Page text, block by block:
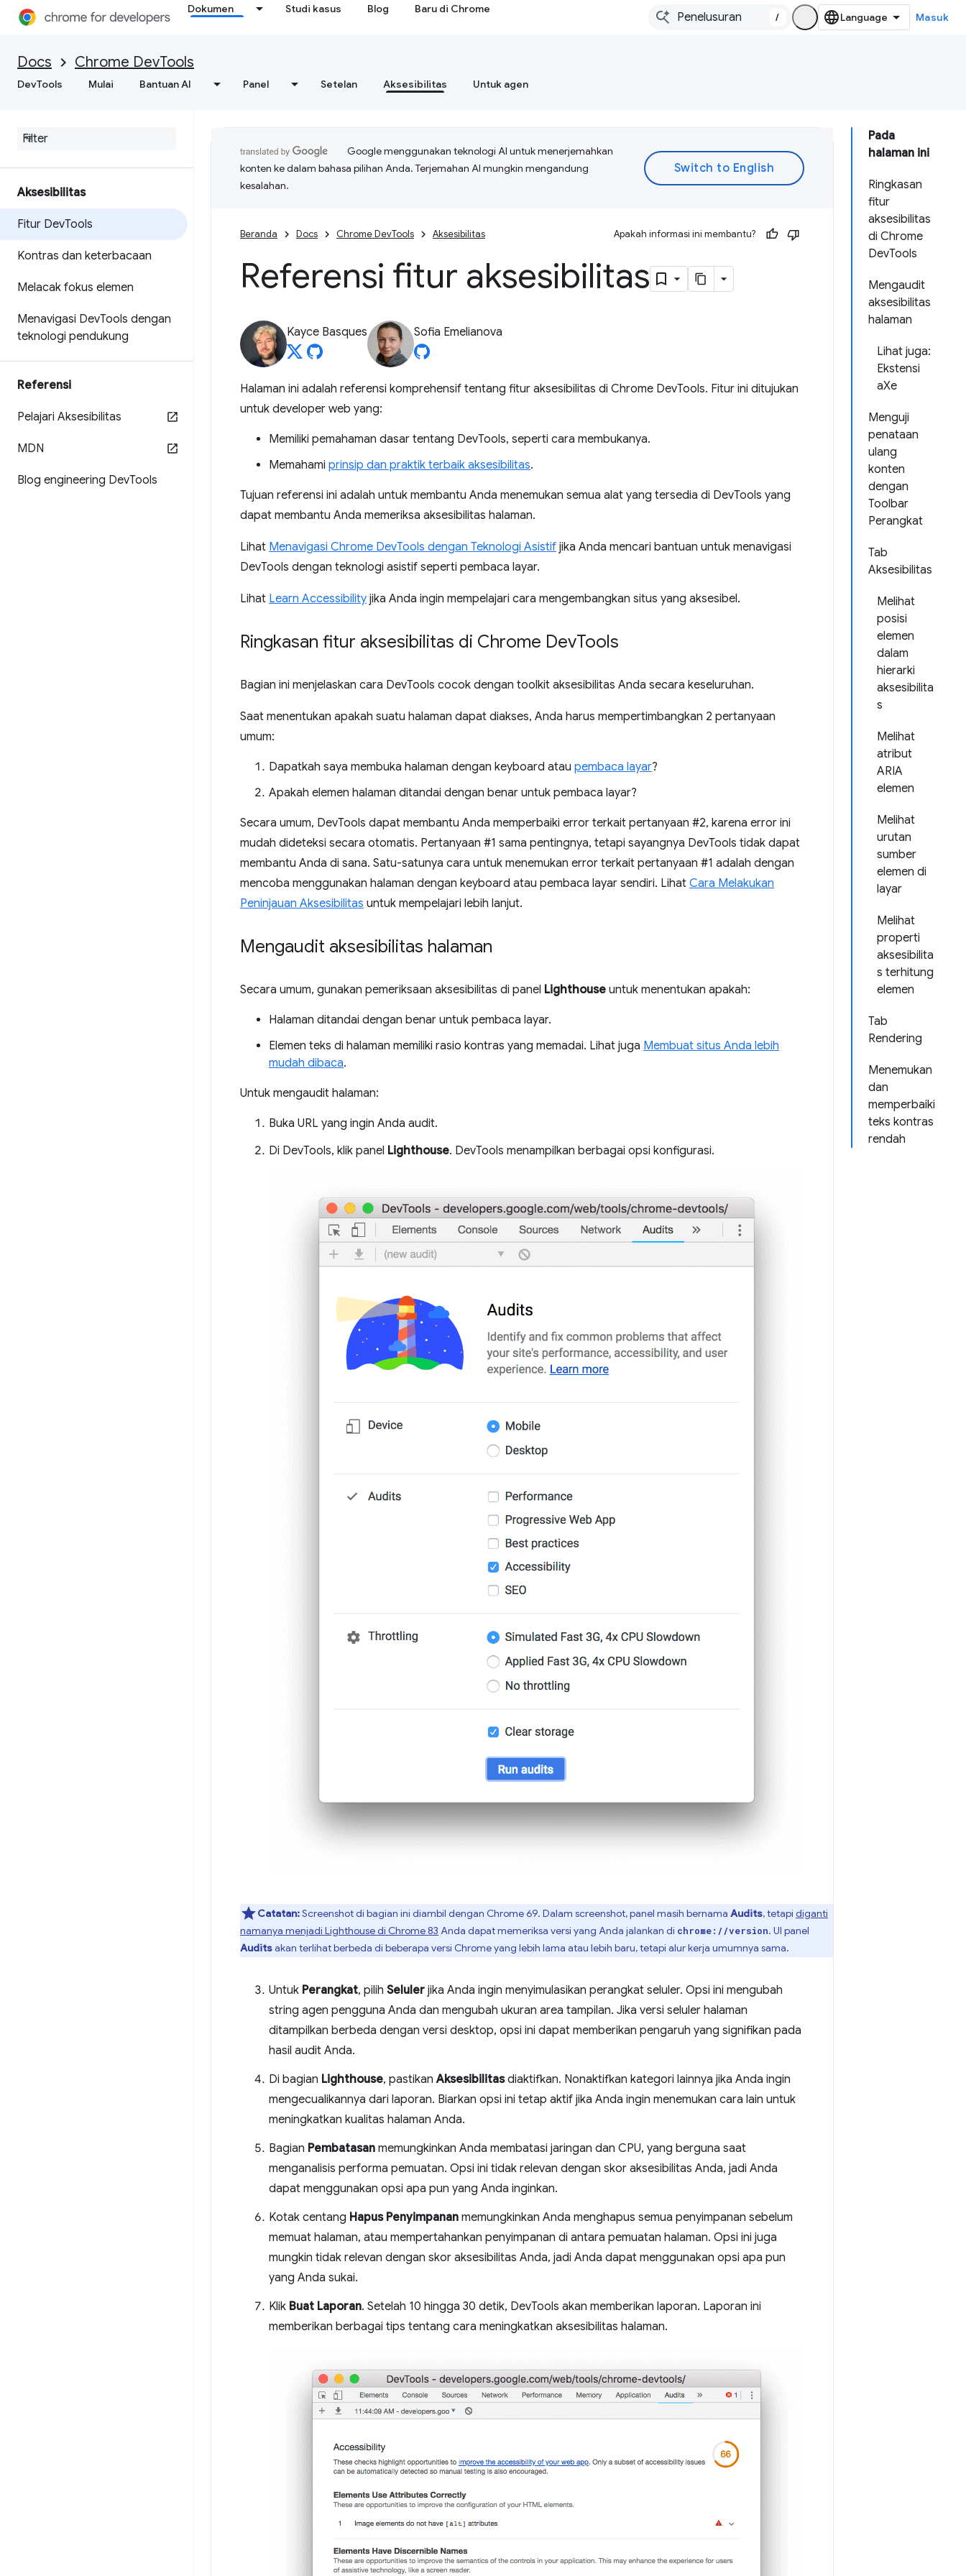
Dokumen Studi kasus Blog Baru di Chrome
/ Masuk
Docs Chrome DevTools
DevTools Mulai Bantuan AI Panel Setelan Aksesibilitas Untuk agen
Aksesibilitas
Fitur DevTools
Kontras dan keterbacaan
Melacak fokus elemen
Menavigasi DevTools dengan
teknologi pendukung
Referensi
Pelajari Aksesibilitas
MDN
Blog engineering DevTools
Pada
halaman ini
Ringkasan
fitur
aksesibilitas
di Chrome
DevTools
Mengaudit
aksesibilitas
halaman
Lihat juga:
Ekstensi
aXe
Menguji
penataan
ulang
konten
dengan
Toolbar
Perangkat
Tab
Aksesibilitas
Melihat
posisi
elemen
dalam
hierarki
aksesibilita
s
Melihat
atribut
ARIA
elemen
Melihat
urutan
sumber
elemen di
layar
Melihat
properti
aksesibilita
s terhitung
elemen
Tab
Rendering
Menemukan
dan
memperbaiki
teks kontras
rendah
Google menggunakan teknologi AI untuk menerjemahkan
konten ke dalam bahasa pilihan Anda. Terjemahan AI mungkin mengandung
kesalahan.
Beranda Docs Chrome DevTools Aksesibilitas Apakah informasi ini membantu?
Referensi fitur aksesibilitas
Kayce Basques Sofia Emelianova
Halaman ini adalah referensi komprehensif tentang fitur aksesibilitas di Chrome DevTools. Fitur ini ditujukan
untuk developer web yang:
Memiliki pemahaman dasar tentang DevTools, seperti cara membukanya.
Memahami prinsip dan praktik terbaik aksesibilitas.
Tujuan referensi ini adalah untuk membantu Anda menemukan semua alat yang tersedia di DevTools yang
dapat membantu Anda memeriksa aksesibilitas halaman.
Lihat Menavigasi Chrome DevTools dengan Teknologi Asistif jika Anda mencari bantuan untuk menavigasi
DevTools dengan teknologi asistif seperti pembaca layar.
Lihat Learn Accessibility jika Anda ingin mempelajari cara mengembangkan situs yang aksesibel.
Ringkasan fitur aksesibilitas di Chrome DevTools
Bagian ini menjelaskan cara DevTools cocok dengan toolkit aksesibilitas Anda secara keseluruhan.
Saat menentukan apakah suatu halaman dapat diakses, Anda harus mempertimbangkan 2 pertanyaan
umum:
Dapatkah saya membuka halaman dengan keyboard atau pembaca layar?
Apakah elemen halaman ditandai dengan benar untuk pembaca layar?
Secara umum, DevTools dapat membantu Anda memperbaiki error terkait pertanyaan #2, karena error ini
mudah dideteksi secara otomatis. Pertanyaan #1 sama pentingnya, tetapi sayangnya DevTools tidak dapat
membantu Anda di sana. Satu-satunya cara untuk menemukan error terkait pertanyaan #1 adalah dengan
mencoba menggunakan halaman dengan keyboard atau pembaca layar sendiri. Lihat Cara Melakukan
Peninjauan Aksesibilitas untuk mempelajari lebih lanjut.
Mengaudit aksesibilitas halaman
Secara umum, gunakan pemeriksaan aksesibilitas di panel Lighthouse untuk menentukan apakah:
Halaman ditandai dengan benar untuk pembaca layar.
Elemen teks di halaman memiliki rasio kontras yang memadai. Lihat juga Membuat situs Anda lebih
mudah dibaca.
Untuk mengaudit halaman:
Buka URL yang ingin Anda audit.
Di DevTools, klik panel Lighthouse. DevTools menampilkan berbagai opsi konfigurasi.
Catatan:Screenshot di bagian ini diambil dengan Chrome 69. Dalam screenshot, panel masih bernama Audits, tetapi diganti
namanya menjadi Lighthouse di Chrome 83 Anda dapat memeriksa versi yang Anda jalankan di chrome://version. UI panel
Auditsakan terlihat berbeda di beberapa versi Chrome yang lebih lama atau lebih baru, tetapi alur kerja umumnya sama.
Untuk Perangkat, pilih Seluler jika Anda ingin menyimulasikan perangkat seluler. Opsi ini mengubah
string agen pengguna Anda dan mengubah ukuran area tampilan. Jika versi seluler halaman
ditampilkan berbeda dengan versi desktop, opsi ini dapat memberikan pengaruh yang signifikan pada
hasil audit Anda.
Di bagian Lighthouse, pastikanAksesibilitasdiaktifkan. Nonaktifkan kategori lainnya jika Anda ingin
mengecualikannya dari laporan. Biarkan opsi ini tetap aktif jika Anda ingin menemukan cara lain untuk
meningkatkan kualitas halaman Anda.
Bagian Pembatasan memungkinkan Anda membatasi jaringan dan CPU, yang berguna saat
menganalisis performa pemuatan. Opsi ini tidak relevan dengan skor aksesibilitas Anda, jadi Anda
dapat menggunakan opsi apa pun yang Anda inginkan.
Kotak centang Hapus Penyimpanan memungkinkan Anda menghapus semua penyimpanan sebelum
memuat halaman, atau mempertahankan penyimpanan di antara pemuatan halaman. Opsi ini juga
mungkin tidak relevan dengan skor aksesibilitas Anda, jadi Anda dapat menggunakan opsi apa pun
yang Anda sukai.
Klik Buat Laporan. Setelah 10 hingga 30 detik, DevTools akan memberikan laporan. Laporan ini
memberikan berbagai tips tentang cara meningkatkan aksesibilitas halaman.